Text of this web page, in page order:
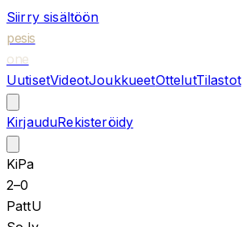
Siirry sisältöön
pesis
one
UutisetVideotJoukkueetOttelutTilastot
KirjauduRekisteröidy
KiPa
2–0
PattU